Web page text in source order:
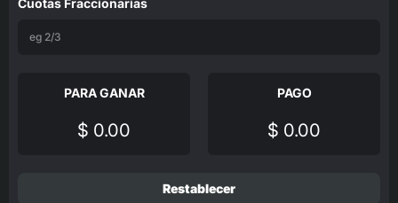
PARA GANAR
$ 0.00
PAGO
$ 0.00
Restablecer